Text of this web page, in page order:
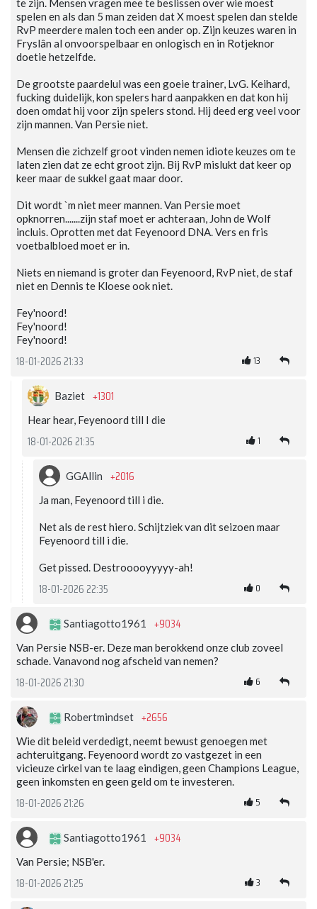
te zijn. Mensen vragen mee te beslissen over wie moest
spelen en als dan 5 man zeiden dat X moest spelen dan stelde
RvP meerdere malen toch een ander op. Zijn keuzes waren in
Fryslân al onvoorspelbaar en onlogisch en in Rotjeknor
doetie hetzelfde.
De grootste paardelul was een goeie trainer, LvG. Keihard,
fucking duidelijk, kon spelers hard aanpakken en dat kon hij
doen omdat hij voor zijn spelers stond. Hij deed erg veel voor
zijn mannen. Van Persie niet.
Mensen die zichzelf groot vinden nemen idiote keuzes om te
laten zien dat ze echt groot zijn. Bij RvP mislukt dat keer op
keer maar de sukkel gaat maar door.
Dit wordt `m niet meer mannen. Van Persie moet
opknorren.......zijn staf moet er achteraan, John de Wolf
incluis. Oprotten met dat Feyenoord DNA. Vers en fris
voetbalbloed moet er in.
Niets en niemand is groter dan Feyenoord, RvP niet, de staf
niet en Dennis te Kloese ook niet.
Fey'noord!
Fey'noord!
Fey'noord!
18-01-2026 21:33 13
Baziet +1301
Hear hear, Feyenoord till I die
18-01-2026 21:35 1
GGAllin +2016
Ja man, Feyenoord till i die.
Net als de rest hiero. Schijtziek van dit seizoen maar
Feyenoord till i die.
Get pissed. Destrooooyyyyy-ah!
18-01-2026 22:35 0
Santiagotto1961 +9034
Van Persie NSB-er. Deze man berokkend onze club zoveel
schade. Vanavond nog afscheid van nemen?
18-01-2026 21:30 6
Robertmindset +2656
Wie dit beleid verdedigt, neemt bewust genoegen met
achteruitgang. Feyenoord wordt zo vastgezet in een
vicieuze cirkel van te laag eindigen, geen Champions League,
geen inkomsten en geen geld om te investeren.
18-01-2026 21:26 5
Santiagotto1961 +9034
Van Persie; NSB'er.
18-01-2026 21:25 3